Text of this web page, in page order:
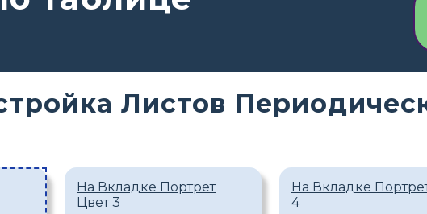
Листов
На Вкладке Портрет
Цвет 3
На Вкладке
4